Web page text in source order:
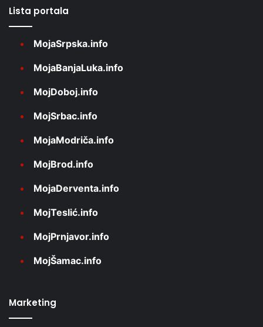
Lista portala
MojaSrpska.info
MojaBanjaLuka.info
MojDoboj.info
MojSrbac.info
MojaModriča.info
MojBrod.info
MojaDerventa.info
MojTeslić.info
MojPrnjavor.info
MojŠamac.info
Marketing